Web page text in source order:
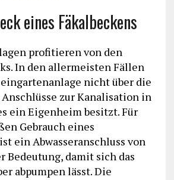
eines Fäkalbeckens
profitieren von den
In den allermeisten Fällen
nicht über die
zur Kanalisation in
ein Eigenheim besitzt. Für
Gebrauch eines
ein Abwasseranschluss von
Bedeutung, damit sich das
abpumpen lässt. Die